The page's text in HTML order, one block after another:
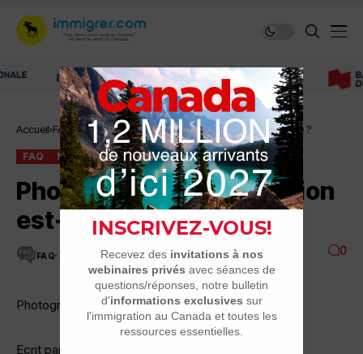
Immigrer au Canada: ressources et conseils
Accueil FAQ Photographes, la formation est-elle indispensable ?
FAQ MÉTIERS DIVERS
Photographes, la formation
est-elle indispensable ?
FAQ 5 MINUTES DE LECTURE 5.3K VUES 0
Photographes, la formation est-elle indispensable ?
Ecrit par: khalou 23-04 à 11:20